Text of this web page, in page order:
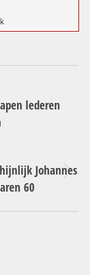
lederen
Johannes
60